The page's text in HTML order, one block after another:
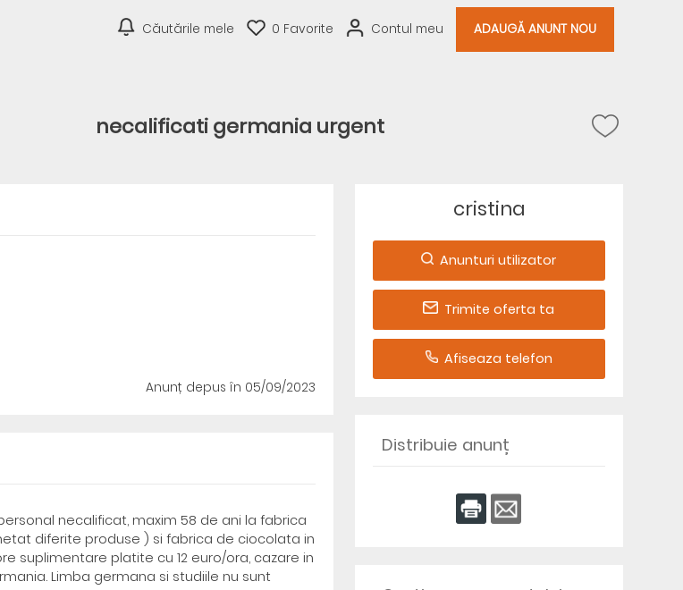
Căutările mele 0 Favorite Contul meu ADAUGĂ ANUNT NOU
necalificati germania urgent
Anunț depus în 05/09/2023
necalificat, maxim 58 de ani la fabrica
diferite produse ) si fabrica de ciocolata in
suplimentare platite cu 12 euro/ora, cazare in
Limba germana si studiile nu sunt
cristina
Anunturi utilizator
Trimite oferta ta
Afiseaza telefon
Distribuie anunț